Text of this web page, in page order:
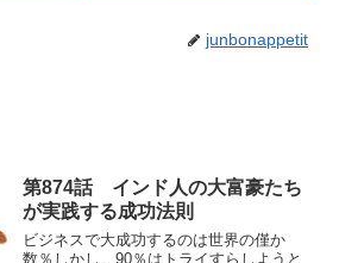
junbonappetit
第874話 インド人の大富豪たち
が実践する成功法則
ビジネスで大成功するのは世界の僅か
数％しかし、90％はトライすらしようと